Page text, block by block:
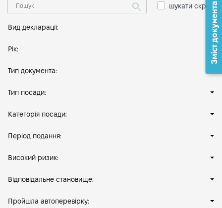
шукати скрізь
Вид декларації:
Рік:
Тип документа:
Тип посади:
Категорія посади:
Період подання:
Високий ризик:
Відповідальне становище:
Пройшла автоперевірку:
Зміст документа